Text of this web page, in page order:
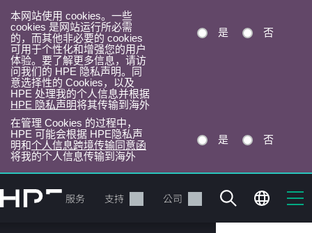
本网站使用 cookies。一些
cookies 是网站运行所必需
的，而其他非必要的 cookies
可用于个性化和增强您的用户
体验。要了解更多信息，请访
问我们的 HPE 隐私声明。同
意选择性的 Cookies，以及
HPE 处理我的个人信息并根据
HPE 隐私声明将其传输到海外
是 否
在管理 Cookies 的过程中，
HPE 可能会根据 HPE隐私声
明和个人信息跨境传输同意函
将我的个人信息传输到海外
是 否
转
到
产品 服务 支持 公司